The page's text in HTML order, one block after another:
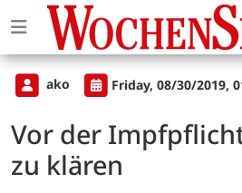
ako Friday, 08/30/2019,
Vor der
zu klären